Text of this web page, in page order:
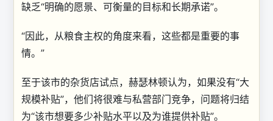
缺乏“明确的愿景、可衡量的目标和长期承诺”。
“因此，从粮食主权的角度来看，这些都是重要的事
情。”
至于该市的杂货店试点，赫瑟林顿认为，如果没有“大
规模补贴”，他们将很难与私营部门竞争，问题将归结
为“该市想要多少补贴水平以及为谁提供补贴”。